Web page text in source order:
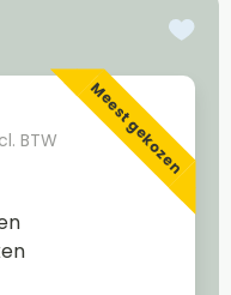
BTW Meest gekozen